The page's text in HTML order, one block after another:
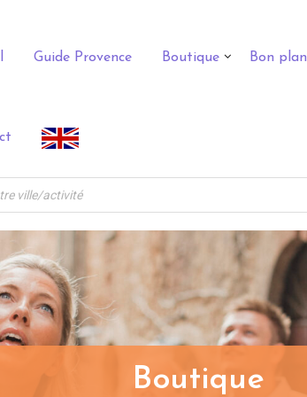
Guide Provence Boutique Bon plan
Boutique